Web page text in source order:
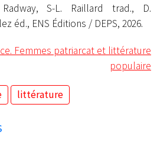
S-L. Raillard trad., D.
éd., ENS Éditions / DEPS, 2026.
Femmes patriarcat et littérature
populaire
littérature